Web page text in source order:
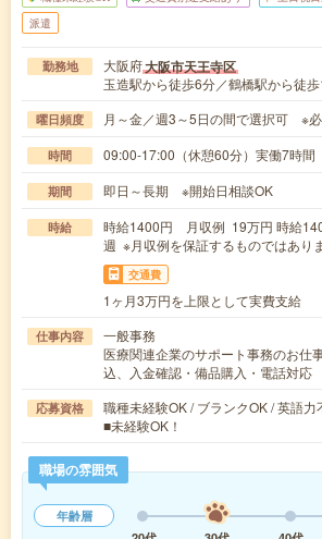
派遣
勤務地 大阪府大阪市天王寺区
玉造駅から徒歩6分／鶴橋駅から徒
曜日頻度 月～金／週3～5日の間で選択可 ※
時間 09:00-17:00（休憩60分）実働7時間
期間 即日～長期 ※開始日相談OK
時給
時給1400円 月収例 19万円 時給
週 ※月収例を保証するものではありま
交通費
1ヶ月3万円を上限として実費支給
仕事内容
一般事務
医療関連企業のサポート事務のお仕
込、入金確認・備品購入・電話対応
応募資格
職種未経験OK / ブランクOK / 英語力
■未経験OK！
職場の雰囲気
年齢層